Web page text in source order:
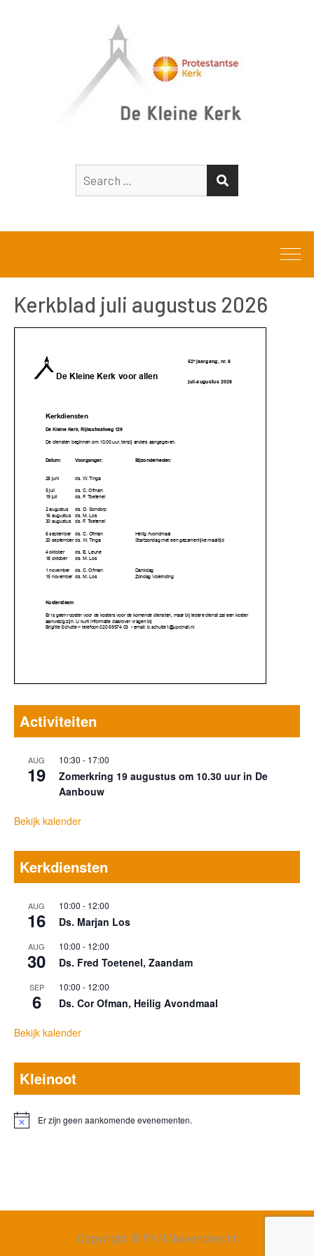
for:
Kerkblad juli augustus 2026
Activiteiten
AUG
19
10:30 - 17:00
Zomerkring 19 augustus om 10.30 uur in De
Aanbouw
Bekijk kalender
Kerkdiensten
AUG
16
10:00 - 12:00
Ds. Marjan Los
AUG
30
10:00 - 12:00
Ds. Fred Toetenel, Zaandam
SEP
6
10:00 - 12:00
Ds. Cor Ofman, Heilig Avondmaal
Bekijk kalender
Kleinoot
BerichtEr zijn geen aankomende evenementen.
Copyright © PKN Duivendrecht